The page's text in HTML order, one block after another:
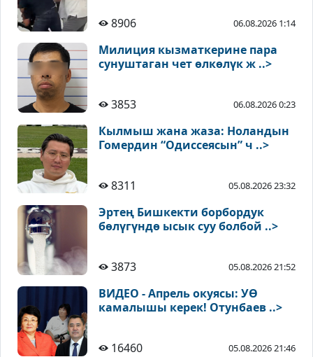
8906 06.08.2026 1:14
Милиция кызматкерине пара
сунуштаган чет өлкөлүк ж ..>
3853 06.08.2026 0:23
Кылмыш жана жаза: Ноландын
Гомердин “Одиссеясын” ч ..>
8311 05.08.2026 23:32
Эртең Бишкекти борбордук
бөлүгүндө ысык суу болбой ..>
3873 05.08.2026 21:52
ВИДЕО - Апрель окуясы: УӨ
камалышы керек! Отунбаев ..>
16460 05.08.2026 21:46